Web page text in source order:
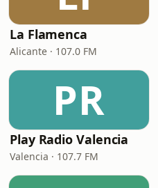
La Flamenca
Alicante · 107.0 FM
PR
Play Radio Valencia
Valencia · 107.7 FM